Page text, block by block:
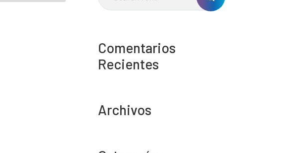
Comentarios
Recientes
Archivos